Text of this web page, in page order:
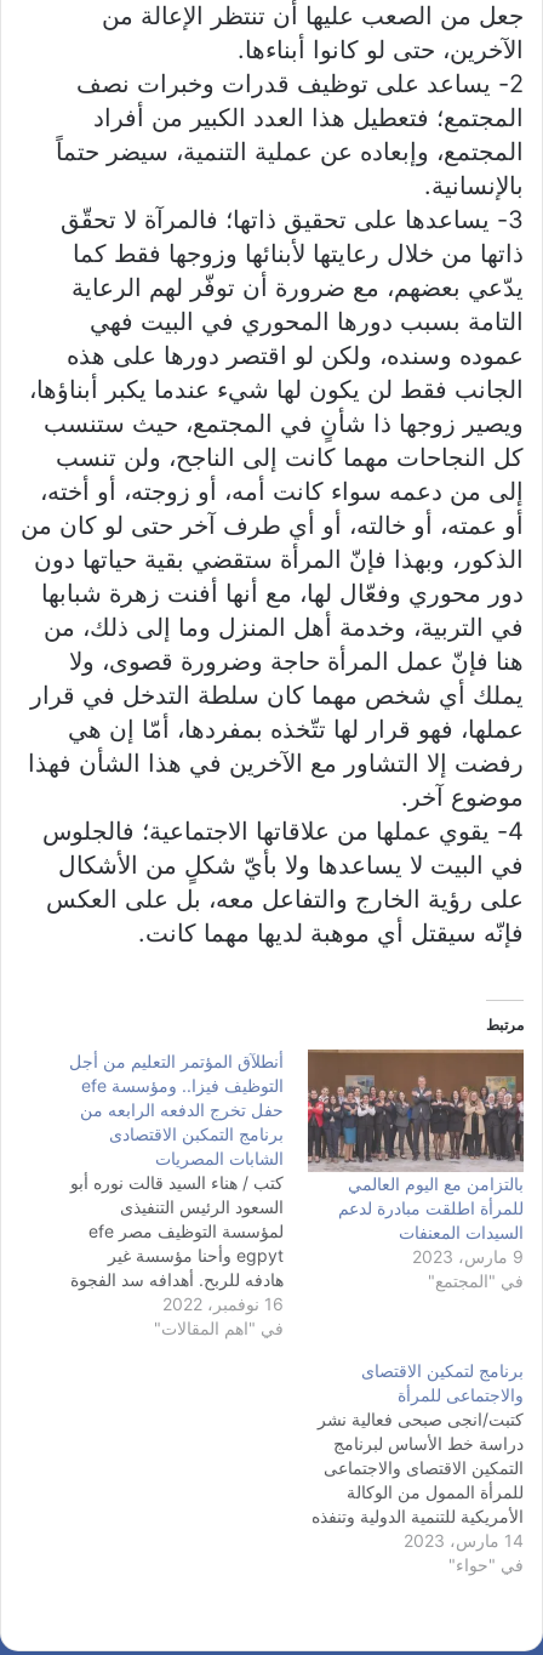
جعل من الصعب عليها أن تنتظر الإعالة من
الآخرين، حتى لو كانوا أبناءها.
2- يساعد على توظيف قدرات وخبرات نصف
المجتمع؛ فتعطيل هذا العدد الكبير من أفراد
المجتمع، وإبعاده عن عملية التنمية، سيضر حتماً
بالإنسانية.
3- يساعدها على تحقيق ذاتها؛ فالمرآة لا تحقّق
ذاتها من خلال رعايتها لأبنائها وزوجها فقط كما
يدّعي بعضهم، مع ضرورة أن توفّر لهم الرعاية
التامة بسبب دورها المحوري في البيت فهي
عموده وسنده، ولكن لو اقتصر دورها على هذه
الجانب فقط لن يكون لها شيء عندما يكبر أبناؤها،
ويصير زوجها ذا شأنٍ في المجتمع، حيث ستنسب
كل النجاحات مهما كانت إلى الناجح، ولن تنسب
إلى من دعمه سواء كانت أمه، أو زوجته، أو أخته،
أو عمته، أو خالته، أو أي طرف آخر حتى لو كان من
الذكور، وبهذا فإنّ المرأة ستقضي بقية حياتها دون
دور محوري وفعّال لها، مع أنها أفنت زهرة شبابها
في التربية، وخدمة أهل المنزل وما إلى ذلك، من
هنا فإنّ عمل المرأة حاجة وضرورة قصوى، ولا
يملك أي شخص مهما كان سلطة التدخل في قرار
عملها، فهو قرار لها تتّخذه بمفردها، أمّا إن هي
رفضت إلا التشاور مع الآخرين في هذا الشأن فهذا
موضوع آخر.
4- يقوي عملها من علاقاتها الاجتماعية؛ فالجلوس
في البيت لا يساعدها ولا بأيّ شكلٍ من الأشكال
على رؤية الخارج والتفاعل معه، بل على العكس
فإنّه سيقتل أي موهبة لديها مهما كانت.
مرتبط
بالتزامن مع اليوم العالمي
للمرأة اطلقت مبادرة لدعم
السيدات المعنفات
9 مارس، 2023
في "المجتمع"
أنطلآق المؤتمر التعليم من أجل
التوظيف فيزا.. ومؤسسة efe
حفل تخرج الدفعه الرابعه من
برنامج التمكبن الاقتصادى
الشابات المصريات
كتب / هناء السيد قالت نوره أبو
السعود الرئيس التنفيذى
لمؤسسة التوظيف مصر efe
egpyt وأحنا مؤسسة غير
هادفه للربح. أهدافه سد الفجوة
بين مخرجات التعليم وسوق
العمل. بالآضافة أننى بنساعد
16 نوفمبر، 2022
في "اهم المقالات"
برنامج لتمكين الاقتصاى
والاجتماعى للمرأة
كتبت/انجى صبحى فعالية نشر
دراسة خط الأساس لبرنامج
التمكين الاقتصاى والاجتماعى
للمرأة الممول من الوكالة
الأمريكية للتنمية الدولية وتنفذه
باثفايندر تحت عنوان "أهم
الرؤى والنتائج" بالتعاون مع
14 مارس، 2023
في "حواء"